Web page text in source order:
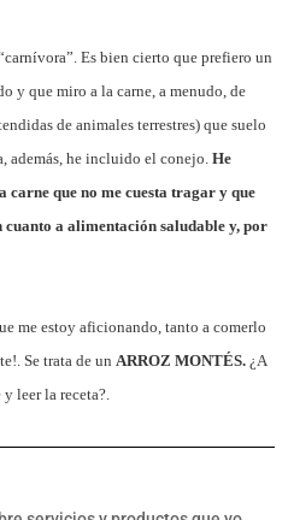
Es bien cierto que prefiero un
y que miro a la carne, a menudo, de
de animales terrestres) que suelo
además, he incluido el conejo.He
carne que no me cuesta tragar y que
cuanto a alimentación saludable y, por
me estoy aficionando, tanto a comerlo
Se trata de un ARROZ MONTÉS. ¿A
leer la receta?.